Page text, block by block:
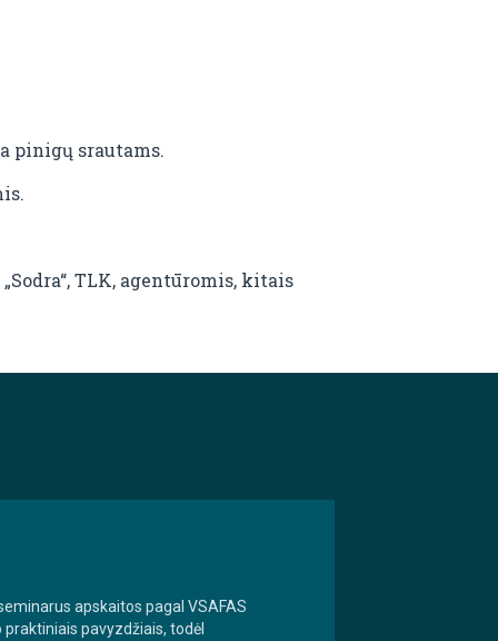
pinigų srautams.
TLK, agentūromis, kitais
apskaitos pagal VSAFAS
pavyzdžiais, todėl